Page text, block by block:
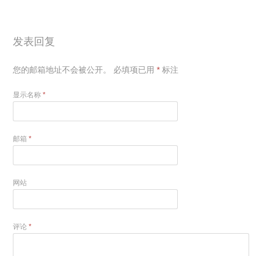
发表回复
您的邮箱地址不会被公开。 必填项已用* 标注
显示名称*
邮箱*
网站
评论*